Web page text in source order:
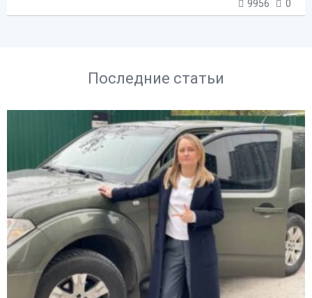
9956 0
Последние статьи